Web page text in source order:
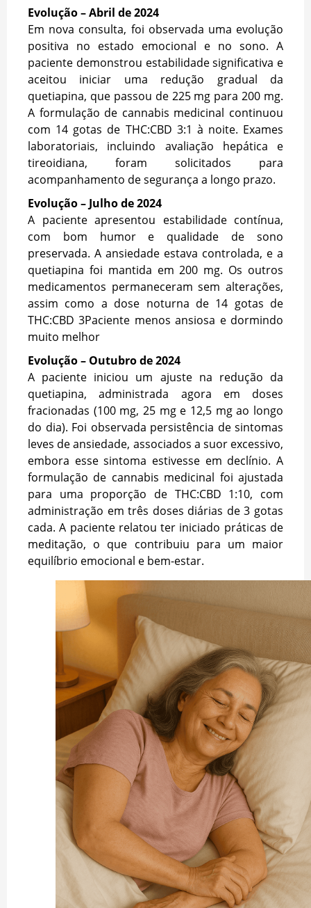
Evolução – Abril de 2024
Em nova consulta, foi observada uma evolução
positiva no estado emocional e no sono. A
paciente demonstrou estabilidade significativa e
aceitou iniciar uma redução gradual da
quetiapina, que passou de 225 mg para 200 mg.
A formulação de cannabis medicinal continuou
com 14 gotas de THC:CBD 3:1 à noite. Exames
laboratoriais, incluindo avaliação hepática e
tireoidiana, foram solicitados para
acompanhamento de segurança a longo prazo.
Evolução – Julho de 2024
A paciente apresentou estabilidade contínua,
com bom humor e qualidade de sono
preservada. A ansiedade estava controlada, e a
quetiapina foi mantida em 200 mg. Os outros
medicamentos permaneceram sem alterações,
assim como a dose noturna de 14 gotas de
THC:CBD 3Paciente menos ansiosa e dormindo
muito melhor
Evolução – Outubro de 2024
A paciente iniciou um ajuste na redução da
quetiapina, administrada agora em doses
fracionadas (100 mg, 25 mg e 12,5 mg ao longo
do dia). Foi observada persistência de sintomas
leves de ansiedade, associados a suor excessivo,
embora esse sintoma estivesse em declínio. A
formulação de cannabis medicinal foi ajustada
para uma proporção de THC:CBD 1:10, com
administração em três doses diárias de 3 gotas
cada. A paciente relatou ter iniciado práticas de
meditação, o que contribuiu para um maior
equilíbrio emocional e bem-estar.